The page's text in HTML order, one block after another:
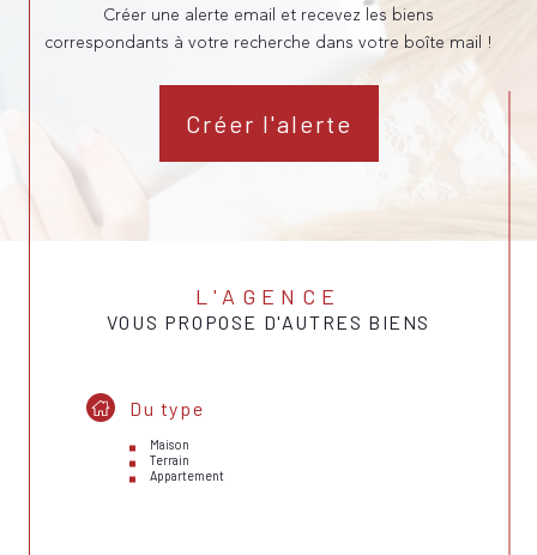
Créer une alerte email et recevez les biens
correspondants à votre recherche dans votre boîte mail !
Créer l'alerte
L'AGENCE
VOUS PROPOSE D'AUTRES BIENS
Du type
Maison
Terrain
Appartement